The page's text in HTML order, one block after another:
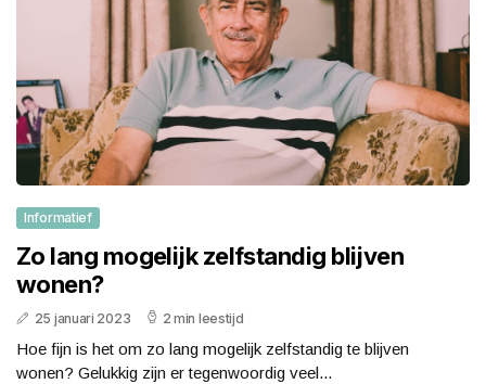
Informatief
Zo lang mogelijk zelfstandig blijven
wonen?
25 januari 2023 2 min leestijd
Hoe fijn is het om zo lang mogelijk zelfstandig te blijven
wonen? Gelukkig zijn er tegenwoordig veel...